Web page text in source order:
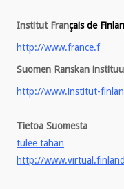
Institut Français de
http://www.france.f
Suomen Ranskan
http://www.institut-
Tietoa Suomesta
tulee tähän
http://